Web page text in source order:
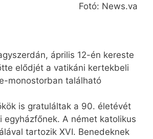
Fotó: News.va
április 12-én kereste
elődjét a vatikáni kertekbeli
monostorban található
is gratuláltak a 90. életévét
egyházfőnek. A német katolikus
tartozik XVI. Benedeknek